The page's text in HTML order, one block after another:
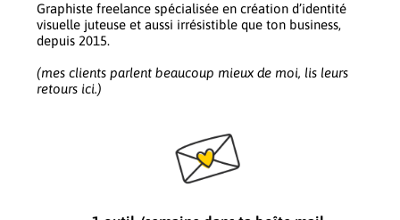
Graphiste freelance spécialisée en création d’identité
visuelle juteuse et aussi irrésistible que ton business,
depuis 2015.
(mes clients parlent beaucoup mieux de moi, lis leurs
retours ici.)